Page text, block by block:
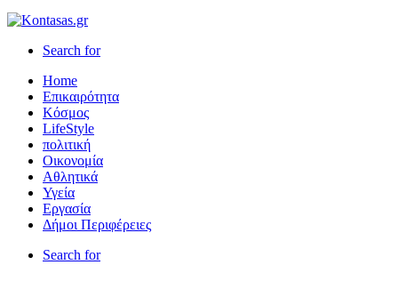
Search for
Home
Επικαιρότητα
Κόσμος
LifeStyle
πολιτική
Οικονομία
Αθλητικά
Υγεία
Εργασία
Δήμοι Περιφέρειες
Search for